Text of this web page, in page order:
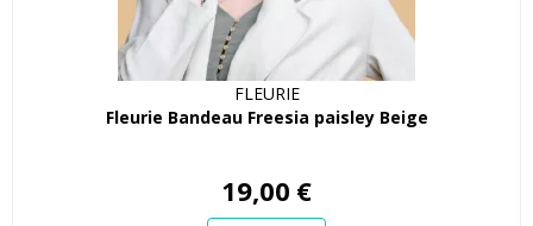
FLEURIE
Fleurie Bandeau Freesia paisley Beige
19,00 €